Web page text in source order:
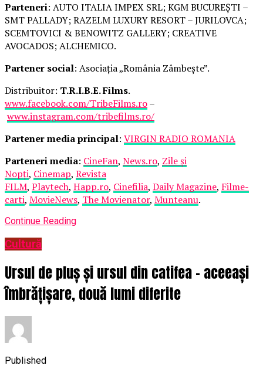
Parteneri: AUTO ITALIA IMPEX SRL; KGM BUCUREȘTI –
SMT PALLADY; RAZELM LUXURY RESORT – JURILOVCA;
SCEMTOVICI & BENOWITZ GALLERY; CREATIVE
AVOCADOS; ALCHEMICO.
Partener social: Asociația „România Zâmbește”.
Distribuitor: T.R.I.B.E. Films.
www.facebook.com/TribeFilms.ro–
www.instagram.com/tribefilms.ro/
Partener media principal: VIRGIN RADIO ROMANIA
Parteneri media: CineFan, News.ro, Zile și
Nopți, Cinemap, Revista
FILM, Playtech, Happ.ro, Cinefilia, Daily Magazine, Filme-
carti, MovieNews, The Movienator, Munteanu.
Continue Reading
Cultură
Ursul de pluș și ursul din catifea – aceeași
îmbrățișare, două lumi diferite
Published